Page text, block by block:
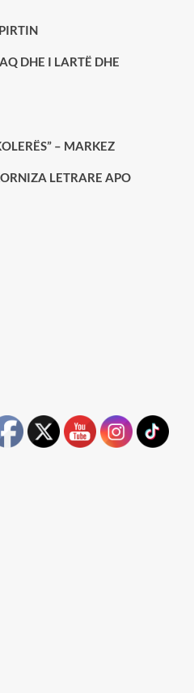
DHE I LARTË DHE
– MARKEZ
LETRARE APO